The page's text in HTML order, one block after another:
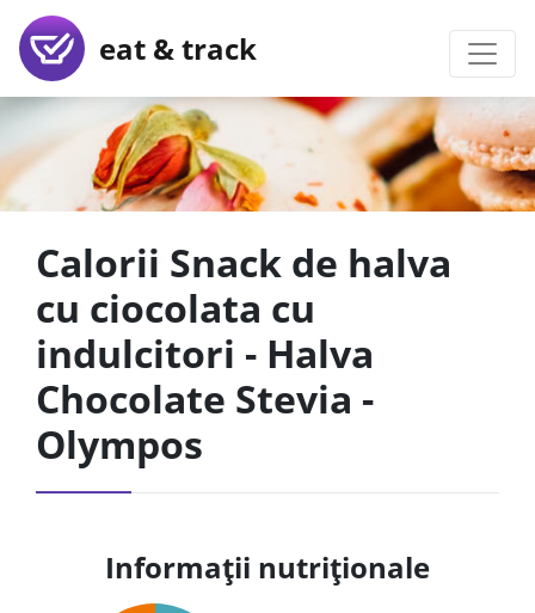
eat & track
Calorii Snack de halva
cu ciocolata cu
indulcitori - Halva
Chocolate Stevia -
Olympos
Informații nutriționale